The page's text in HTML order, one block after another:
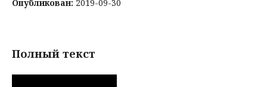
Опубликован: 2019-09-30
Полный текст